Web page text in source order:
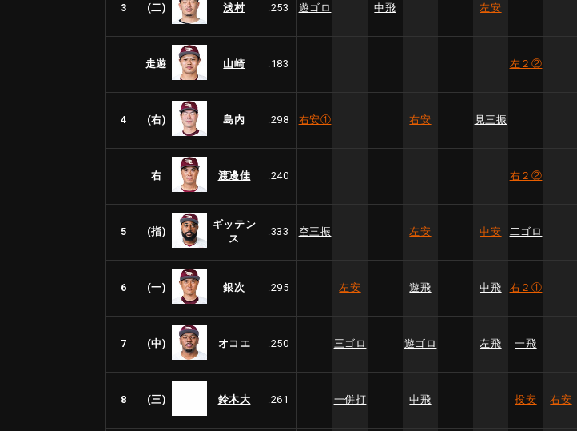
3 (二) 浅村 .253 遊ゴロ 中飛 左安
走遊 山崎 .183 左２ ②
4 (右) 島内 .298 右安① 右安 見三振
右 渡邊佳 .240 右２ ②
5 (指)
ギッテン
ス
.333 空三振 左安 中安 二ゴロ
6 (一) 銀次 .295 左安 遊飛 中飛 右２ ①
7 (中) オコエ .250 三ゴロ 遊ゴロ 左飛 一飛
8 (三) 鈴木大 .261 一併打 中飛 投安 右安